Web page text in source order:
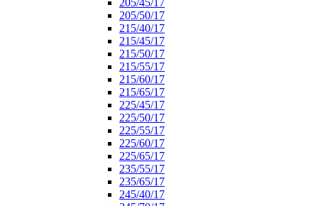
205/45/17
205/50/17
215/40/17
215/45/17
215/50/17
215/55/17
215/60/17
215/65/17
225/45/17
225/50/17
225/55/17
225/60/17
225/65/17
235/55/17
235/65/17
245/40/17